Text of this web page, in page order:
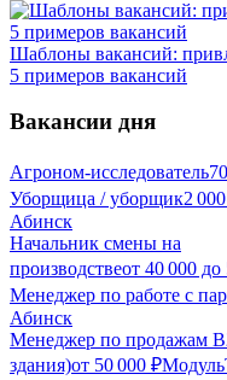
Шаблоны вакансий:
5 примеров вакансий
Вакансии дня
Агроном-исследователь
Уборщица / уборщик2 000
Абинск
Начальник смены на
производствеот 40 000 до
Менеджер по работе с
Абинск
Менеджер по продажам
здания)от 50 000 ₽